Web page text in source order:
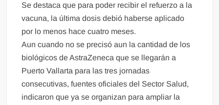
Se destaca que para poder recibir el refuerzo a la
vacuna, la última dosis debió haberse aplicado
por lo menos hace cuatro meses.
Aun cuando no se precisó aun la cantidad de los
biológicos de AstraZeneca que se llegarán a
Puerto Vallarta para las tres jornadas
consecutivas, fuentes oficiales del Sector Salud,
indicaron que ya se organizan para ampliar la